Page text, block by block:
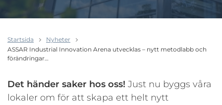
Startsida
Nyheter
ASSAR Industrial Innovation Arena utvecklas – nytt metodlabb och
förändringar…
Det händer saker hos oss! Just nu byggs våra
lokaler om för att skapa ett helt nytt